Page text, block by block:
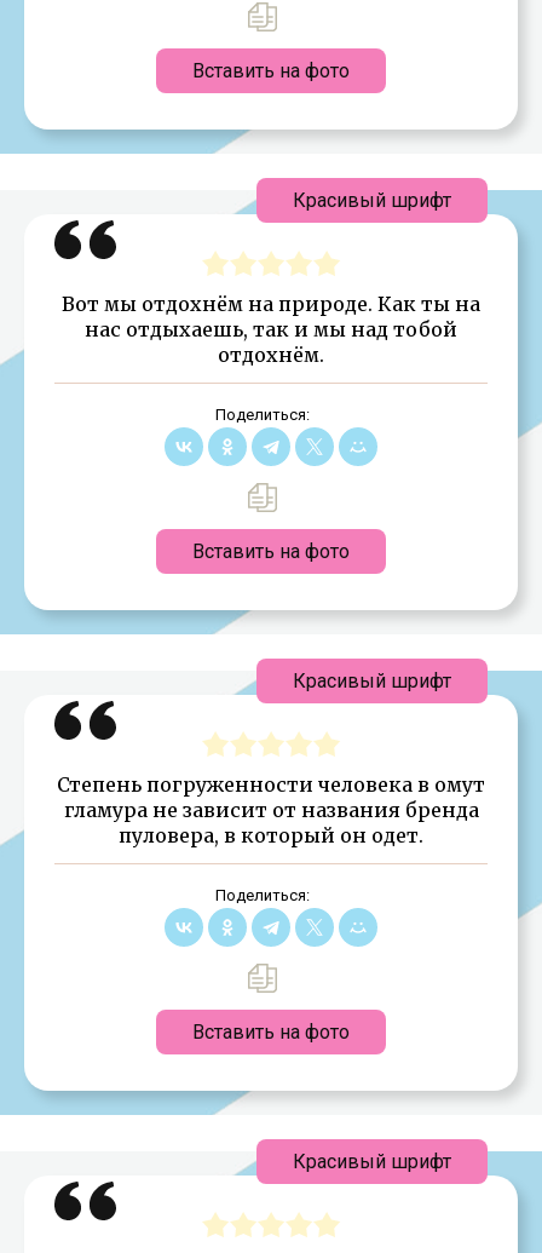
Вставить на фото
Вот мы отдохнём на природе. Как ты на
нас отдыхаешь, так и мы над тобой
отдохнём.
Поделиться:
Вставить на фото
Красивый шрифт
Степень погруженности человека в омут
гламура не зависит от названия бренда
пуловера, в который он одет.
Поделиться:
Вставить на фото
Красивый шрифт
Красивый шрифт